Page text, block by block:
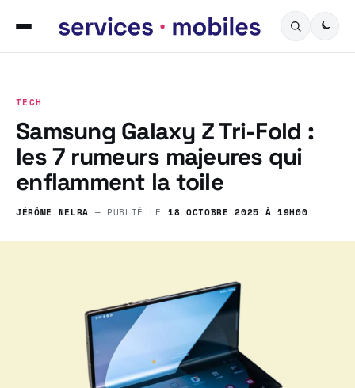
TECH
Samsung Galaxy Z Tri-Fold :
les 7 rumeurs majeures qui
enflamment la toile
JÉRÔME NELRA — PUBLIÉ LE 18 OCTOBRE 2025 À 19H00